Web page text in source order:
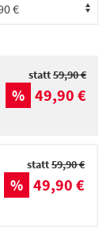
statt59,90 €
% 49,90 €
statt59,90 €
% 49,90 €